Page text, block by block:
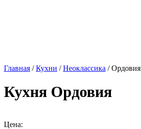
Главная /Кухни /Неоклассика / Ордовия
Кухня Ордовия
Цена: